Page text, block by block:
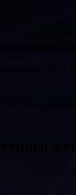
как выглядит